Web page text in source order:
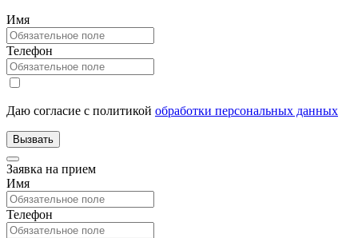
Имя
Телефон
Даю согласие с политикой обработки персональных данных
Заявка на прием
Имя
Телефон